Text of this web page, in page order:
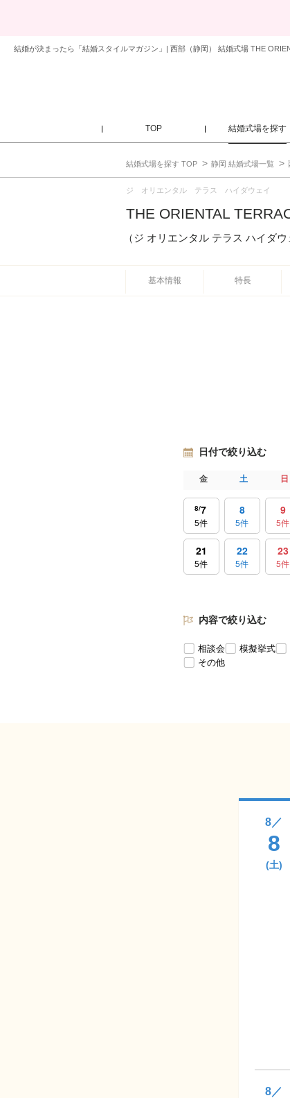
結婚が決まったら「結婚スタイルマガジン」| 西部（静岡） 結婚式場 THE
TOP 結婚式場を探す
結婚式場を探す TOP 静岡 結婚式場一覧
ジ オリエンタル テラス ハイダウェイ
THE ORIENTAL
（ジ オリエンタル テラス ハイダウ
基本情報 特長
日付で絞り込む
金 土 日
8 7
5件
8
5件
9
5件
21
5件
22
5件
23
5件
内容で絞り込む
相談会 模擬挙式
その他
8／
8
(土)
8／